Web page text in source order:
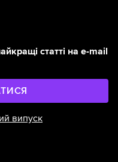
статті на e-mail
випуск